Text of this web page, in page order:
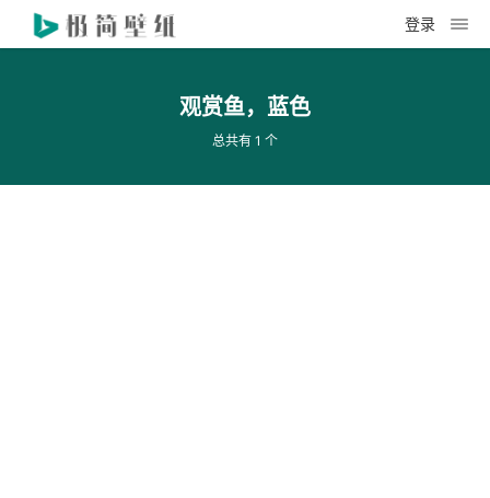
登录
观赏鱼，蓝色
总共有 1 个